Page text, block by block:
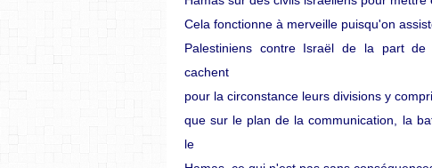
Cela fonctionne à merveille puisqu'on
Palestiniens contre Israël de la part de
cachent
pour la circonstance leurs divisions y
que sur le plan de la communication, la
le